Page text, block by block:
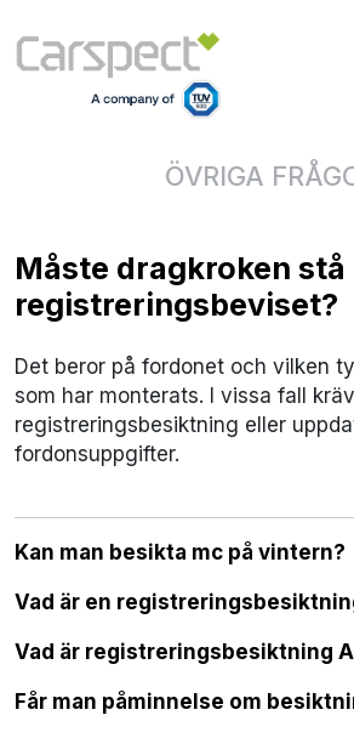
ÖVRIGA
Måste dragkroken stå
registreringsbeviset?
Det beror på fordonet och vilken
som har monterats. I vissa fall
registreringsbesiktning eller
fordonsuppgifter.
Kan man besikta mc på vintern?
Vad är en
Vad är registreringsbesiktning
Får man påminnelse om